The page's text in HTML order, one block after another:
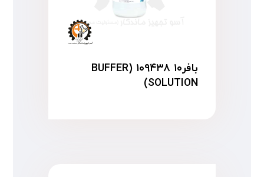
بافر۱۰ ۱۰۹۴۳۸ (BUFFER
SOLUTION)